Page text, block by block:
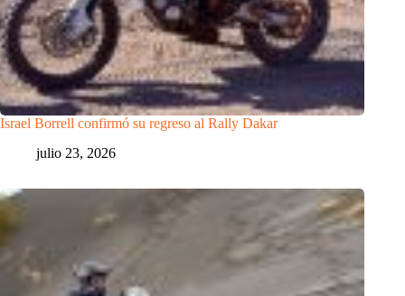
Israel Borrell confirmó su regreso al Rally Dakar
julio 23, 2026